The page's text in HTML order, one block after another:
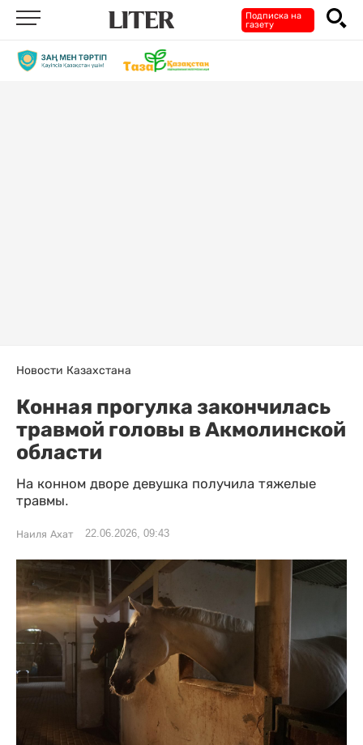
Подписка на
газету
Новости Казахстана
Конная прогулка закончилась
травмой головы в Акмолинской
области
На конном дворе девушка получила тяжелые
травмы.
Наиля Ахат 22.06.2026, 09:43